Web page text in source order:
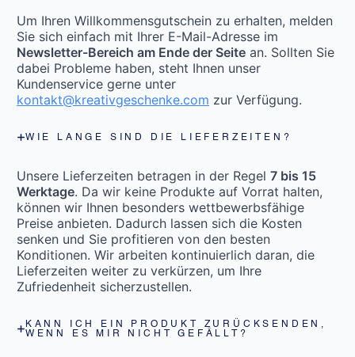
Um Ihren Willkommensgutschein zu erhalten, melden
Sie sich einfach mit Ihrer E-Mail-Adresse im
Newsletter-Bereich am Ende der Seite an. Sollten Sie
dabei Probleme haben, steht Ihnen unser
Kundenservice gerne unter
kontakt@kreativgeschenke.com zur Verfügung.
WIE LANGE SIND DIE LIEFERZEITEN?
Unsere Lieferzeiten betragen in der Regel 7 bis 15
Werktage. Da wir keine Produkte auf Vorrat halten,
können wir Ihnen besonders wettbewerbsfähige
Preise anbieten. Dadurch lassen sich die Kosten
senken und Sie profitieren von den besten
Konditionen. Wir arbeiten kontinuierlich daran, die
Lieferzeiten weiter zu verkürzen, um Ihre
Zufriedenheit sicherzustellen.
KANN ICH EIN PRODUKT ZURÜCKSENDEN,
WENN ES MIR NICHT GEFÄLLT?